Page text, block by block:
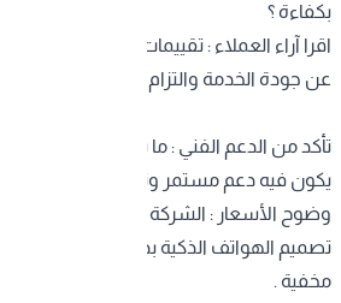
بكفاءة ؟
اقرا آراء العملاء : تقييمات العملاء
عن جودة الخدمة والتزام الشركة .
تأكد من الدعم الفني : ما يكفي يطوروا لك
يكون فيه دعم مستمر وتحديثات دورية .
وضوح الأسعار : الشركة الموثوقة
تصميم الهواتف الذكية بدون مفاجآت أو
مخفية .